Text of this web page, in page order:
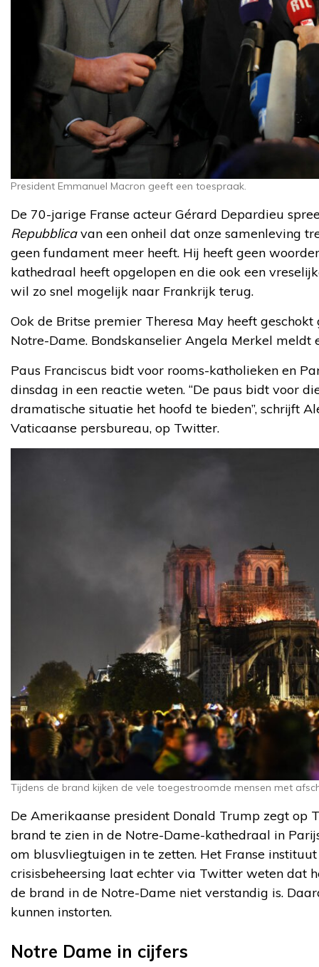
President Emmanuel Macron geeft een toespraak.
De 70-jarige Franse acteur Gérard Depardieu
Repubblicavan een onheil dat onze samenleving
geen fundament meer heeft. Hij heeft geen
kathedraal heeft opgelopen en die ook een
wil zo snel mogelijk naar Frankrijk terug.
Ook de Britse premier Theresa May heeft
Notre-Dame. Bondskanselier Angela Merkel meldt
Paus Franciscus bidt voor rooms-katholieken en
dinsdag in een reactie weten. “De paus bidt voor
dramatische situatie het hoofd te bieden”, schrijft
Vaticaanse persbureau, op Twitter.
Tijdens de brand kijken de vele toegestroomde mensen met
De Amerikaanse president Donald Trump zegt op
brand te zien in de Notre-Dame-kathedraal in
om blusvliegtuigen in te zetten. Het Franse
crisisbeheersing laat echter via Twitter weten dat
de brand in de Notre-Dame niet verstandig is.
kunnen instorten.
Notre Dame in cijfers